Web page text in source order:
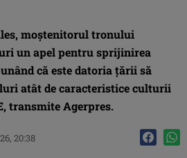
moştenitorul tronului
un apel pentru sprijinirea
că este datoria ţării să
atât de caracteristice culturii
transmite Agerpres.
20:38